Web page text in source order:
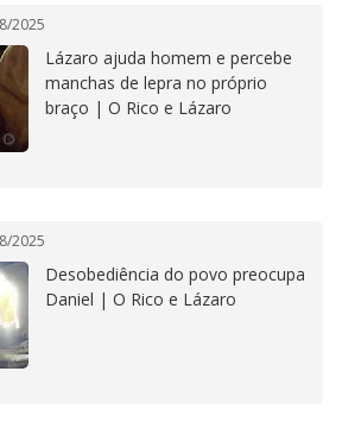
2025
Lázaro ajuda homem e percebe
manchas de lepra no próprio
braço | O Rico e Lázaro
2025
Desobediência do povo preocupa
Daniel | O Rico e Lázaro